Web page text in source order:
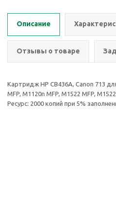
Описание
Отзывы о товаре
Картридж HP CB436A, Canon 713
MFP, M1120n MFP, M1522 MFP,
Ресурс: 2000 копий при 5%